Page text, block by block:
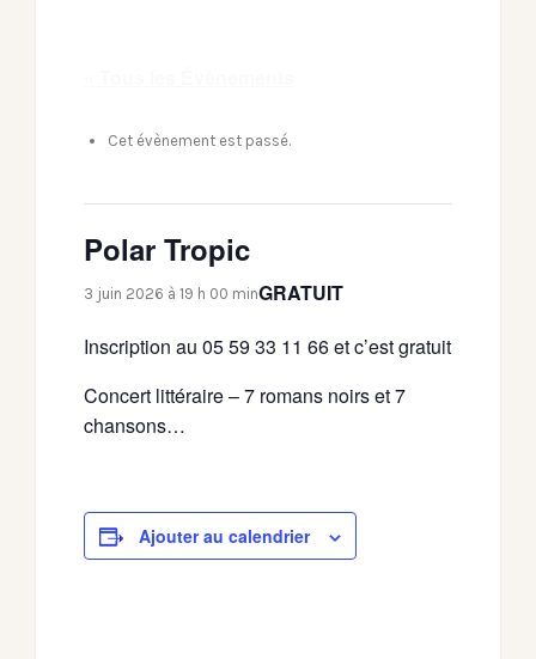
Cet évènement est passé.
Polar Tropic
3 juin 2026 à 19 h 00 minGRATUIT
Inscription au 05 59 33 11 66 et c’est gratuit
Concert littéraire – 7 romans noirs et 7
chansons…
Ajouter au calendrier